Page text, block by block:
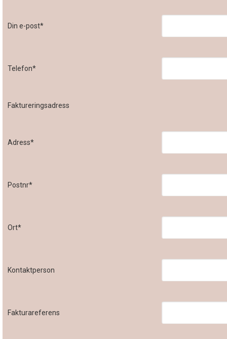
Din e-post*
Telefon*
Faktureringsadress
Adress*
Postnr*
Ort*
Kontaktperson
Fakturareferens